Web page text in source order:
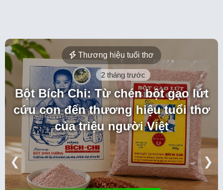
Thương hiệu tuổi thơ
2 tháng trước
Bột Bích Chi: Từ chén bột gạo lứt
cứu con đến thương hiệu tuổi thơ
của triệu người Việt
❮ ❯